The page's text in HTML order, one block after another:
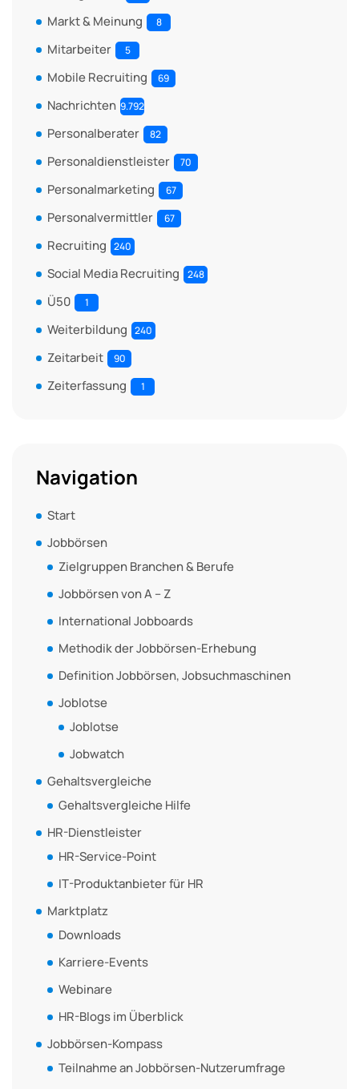
Markt & Meinung 8
Mitarbeiter 5
Mobile Recruiting 69
Nachrichten 9.792
Personalberater 82
Personaldienstleister 70
Personalmarketing 67
Personalvermittler 67
Recruiting 240
Social Media Recruiting 248
Ü50 1
Weiterbildung 240
Zeitarbeit 90
Zeiterfassung 1
Navigation
Start
Jobbörsen
Zielgruppen Branchen & Berufe
Jobbörsen von A – Z
International Jobboards
Methodik der Jobbörsen-Erhebung
Definition Jobbörsen, Jobsuchmaschinen
Joblotse
Joblotse
Jobwatch
Gehaltsvergleiche
Gehaltsvergleiche Hilfe
HR-Dienstleister
HR-Service-Point
IT-Produktanbieter für HR
Marktplatz
Downloads
Karriere-Events
Webinare
HR-Blogs im Überblick
Jobbörsen-Kompass
Teilnahme an Jobbörsen-Nutzerumfrage